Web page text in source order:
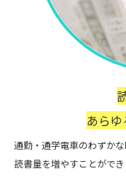
あらゆ
通勤・通学電車のわずか
読書量を増やすことができ